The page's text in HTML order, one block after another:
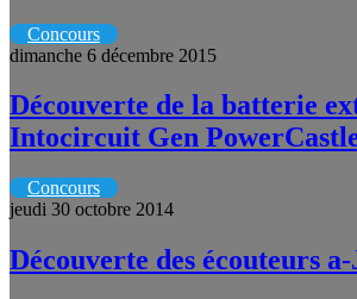
Concours
dimanche 6 décembre 2015
Découverte de la batterie
Intocircuit Gen
Concours
jeudi 30 octobre 2014
Découverte des écouteurs